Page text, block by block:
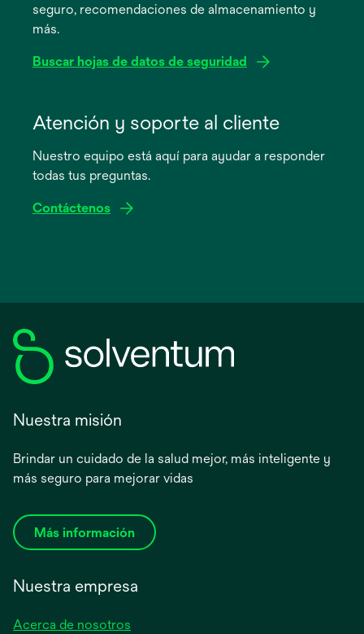
pestaña
nueva
seguro, recomendaciones de almacenamiento y
más.
Buscar hojas de datos de seguridad
abre
pestaña
Atención y soporte al cliente
Nuestro equipo está aquí para ayudar a responder
todas tus preguntas.
Contáctenos
Nuestra misión
Brindar un cuidado de la salud mejor, más inteligente y
más seguro para mejorar vidas
Más información
Nuestra empresa
Acerca de nosotros